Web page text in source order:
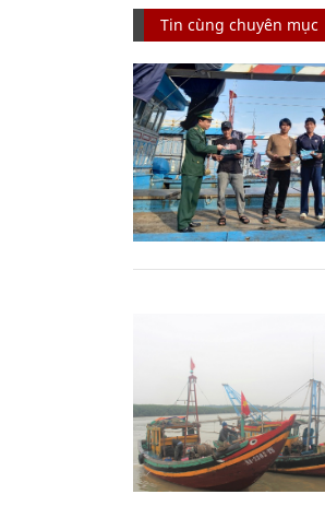
Tin cùng chuyên mục